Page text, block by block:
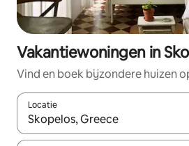
Vakantiewoningen in
Vind en boek bijzondere huizen
Locatie
Wanneer er suggesties